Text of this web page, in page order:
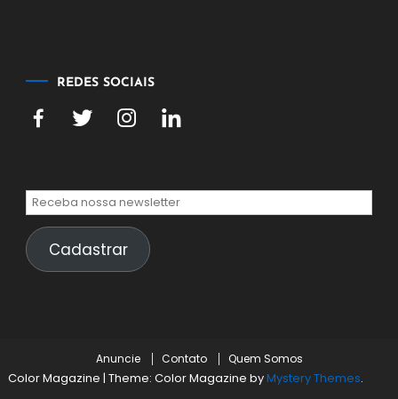
REDES SOCIAIS
Cadastrar
Anuncie Contato Quem Somos
Color Magazine | Theme: Color Magazine byMystery Themes.